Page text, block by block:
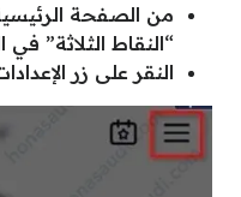
من الصفحة
“النقاط الثلاثة” في
النقر على زر